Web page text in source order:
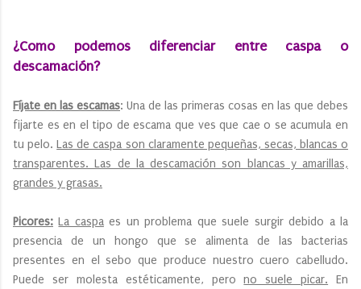
¿Como podemos diferenciar entre caspa o
descamación?
Fíjate en las escamas: Una de las primeras cosas en las que debes
fijarte es en el tipo de escama que ves que cae o se acumula en
tu pelo.Las de caspa son claramente pequeñas, secas, blancas o
transparentes. Las de la descamación son blancas y amarillas,
grandes y grasas.
Picores: La caspaes un problema que suele surgir debido a la
presencia de un hongo que se alimenta de las bacterias
presentes en el sebo que produce nuestro cuero cabelludo.
Puede ser molesta estéticamente, perono suele picar. En